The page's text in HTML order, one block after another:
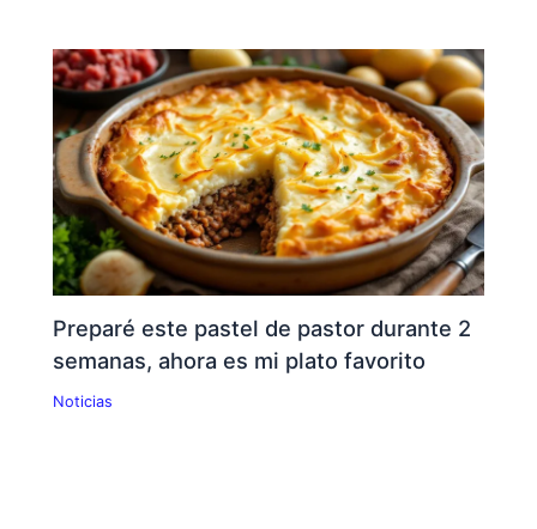
Preparé este pastel de pastor durante 2
semanas, ahora es mi plato favorito
Noticias